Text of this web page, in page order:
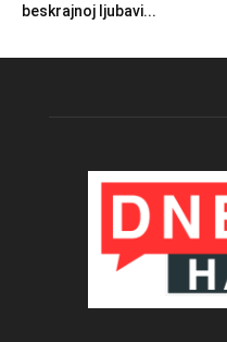
beskrajnoj ljubavi...